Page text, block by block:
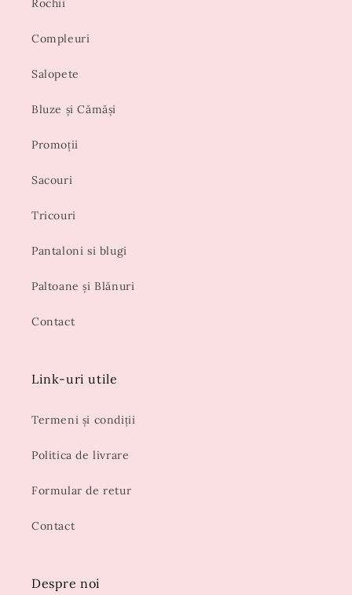
Rochii
Compleuri
Salopete
Bluze și Cămăși
Promoții
Sacouri
Tricouri
Pantaloni si blugi
Paltoane și Blănuri
Contact
Link-uri utile
Termeni și condiții
Politica de livrare
Formular de retur
Contact
Despre noi